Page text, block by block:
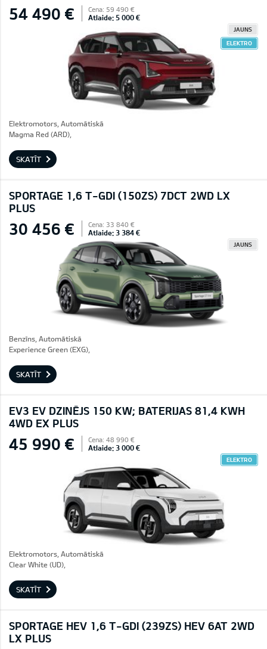
54 490 € Cena: 59 490 €
Atlaide: 5 000 €
JAUNS
ELEKTRO
Elektromotors, Automātiskā
Magma Red (ARD),
SKATĪT
SPORTAGE 1,6 T-GDI (150ZS) 7DCT 2WD LX
PLUS
30 456 € Cena: 33 840 €
Atlaide: 3 384 €
JAUNS
Benzīns, Automātiskā
Experience Green (EXG),
SKATĪT
EV3 EV DZINĒJS 150 KW; BATERIJAS 81,4 KWH
4WD EX PLUS
45 990 € Cena: 48 990 €
Atlaide: 3 000 €
ELEKTRO
Elektromotors, Automātiskā
Clear White (UD),
SKATĪT
SPORTAGE HEV 1,6 T-GDI (239ZS) HEV 6AT 2WD
LX PLUS